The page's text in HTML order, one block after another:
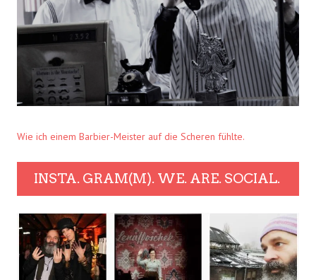
Wie ich einem Barbier-Meister auf die Scheren fühlte.
INSTA. GRAM(M). WE. ARE. SOCIAL.